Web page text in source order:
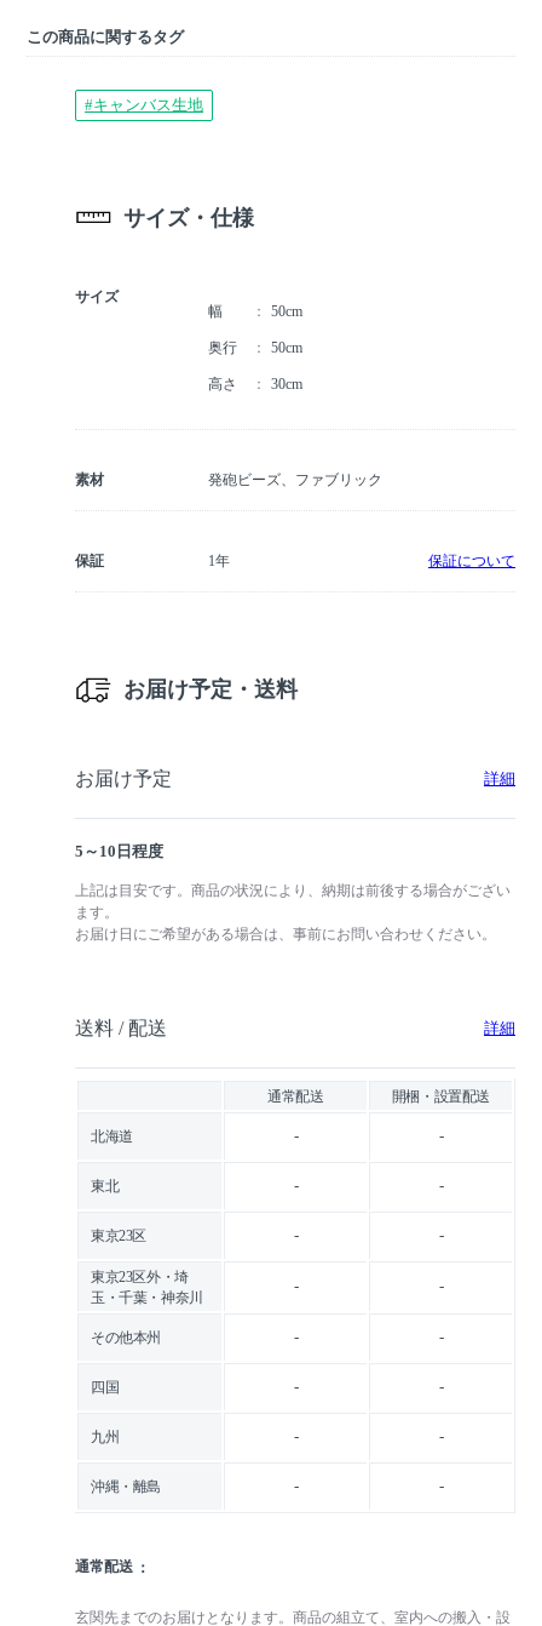
この商品に関するタグ
#キャンバス生地
サイズ・仕様
サイズ
幅
50cm
奥行 50cm
高さ 30cm
素材 発砲ビーズ、ファブリック
保証 1年 保証について
お届け予定・送料
お届け予定 詳細
5～10日程度
上記は目安です。商品の状況により、納期は前後する場合がござい
ます。
お届け日にご希望がある場合は、事前にお問い合わせください。
送料 / 配送 詳細
通常配送 開梱・設置配送
北海道 - -
東北 - -
東京23区 - -
東京23区外・埼
玉・千葉・神奈川
- -
その他本州 - -
四国 - -
九州 - -
沖縄・離島 - -
通常配送
玄関先までのお届けとなります。商品の組立て、室内への搬入・設